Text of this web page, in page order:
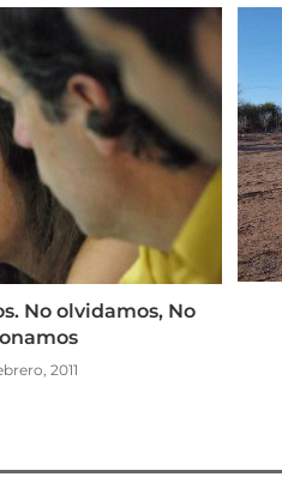
No olvidamos, No
2011